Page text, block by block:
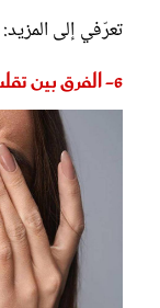
تعرّفي إلى المزيد:
6- الفرق بين تقلب المزاج والاكتئاب